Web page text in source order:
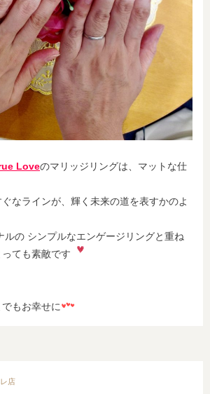
Loveのマリッジリングは、マットな仕
なラインが、輝く未来の道を表すかのよ
ルの シンプルなエンゲージリングと重ね
ても素敵です
もお幸せに
店